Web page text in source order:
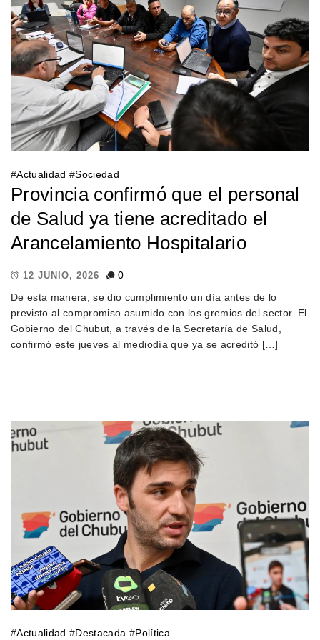
#Actualidad #Sociedad
Provincia confirmó que el personal
de Salud ya tiene acreditado el
Arancelamiento Hospitalario
12 JUNIO, 2026
0
De esta manera, se dio cumplimiento un día antes de lo
previsto al compromiso asumido con los gremios del sector. El
Gobierno del Chubut, a través de la Secretaría de Salud,
confirmó este jueves al mediodía que ya se acreditó […]
#Actualidad #Destacada #Política